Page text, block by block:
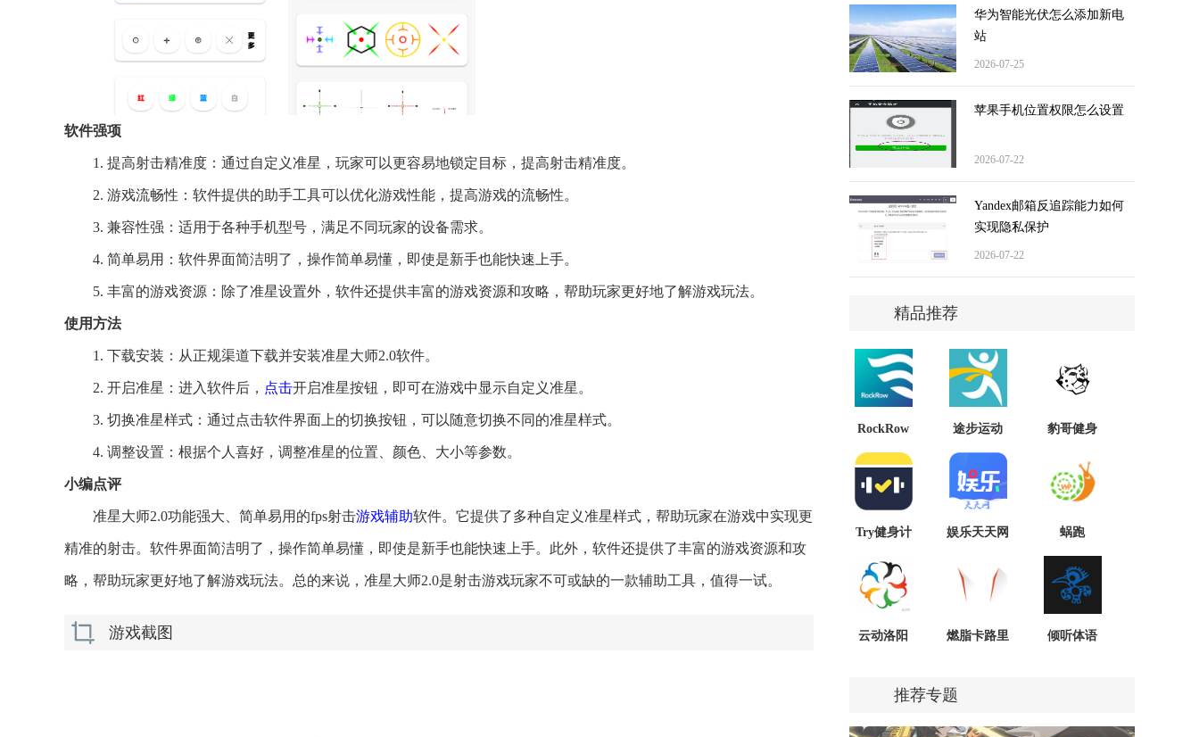
软件强项
1. 提高射击精准度：通过自定义准星，玩家可以更容易地锁定目标，提高射击精准度。
2. 游戏流畅性：软件提供的助手工具可以优化游戏性能，提高游戏的流畅性。
3. 兼容性强：适用于各种手机型号，满足不同玩家的设备需求。
4. 简单易用：软件界面简洁明了，操作简单易懂，即使是新手也能快速上手。
5. 丰富的游戏资源：除了准星设置外，软件还提供丰富的游戏资源和攻略，帮助玩家更好地了解游戏玩法。
使用方法
1. 下载安装：从正规渠道下载并安装准星大师2.0软件。
2. 开启准星：进入软件后， 点击开启准星按钮，即可在游戏中显示自定义准星。
3. 切换准星样式：通过点击软件界面上的切换按钮，可以随意切换不同的准星样式。
4. 调整设置：根据个人喜好，调整准星的位置、颜色、大小等参数。
小编点评
准星大师2.0功能强大、简单易用的fps射击游戏辅助软件。它提供了多种自定义准星样式，帮助玩家在游戏中实现更
精准的射击。软件界面简洁明了，操作简单易懂，即使是新手也能快速上手。此外，软件还提供了丰富的游戏资源和攻
略，帮助玩家更好地了解游戏玩法。总的来说，准星大师2.0是射击游戏玩家不可或缺的一款辅助工具，值得一试。
游戏截图
华为智能光伏怎么添加新电
站
2026-07-25
苹果手机位置权限怎么设置
2026-07-22
Yandex邮箱反追踪能力如何
实现隐私保护
2026-07-22
精品推荐
RockRow 途步运动 豹哥健身
Try健身计
娱乐天天网 蜗跑
云动洛阳 燃脂卡路里 倾听体语
推荐专题